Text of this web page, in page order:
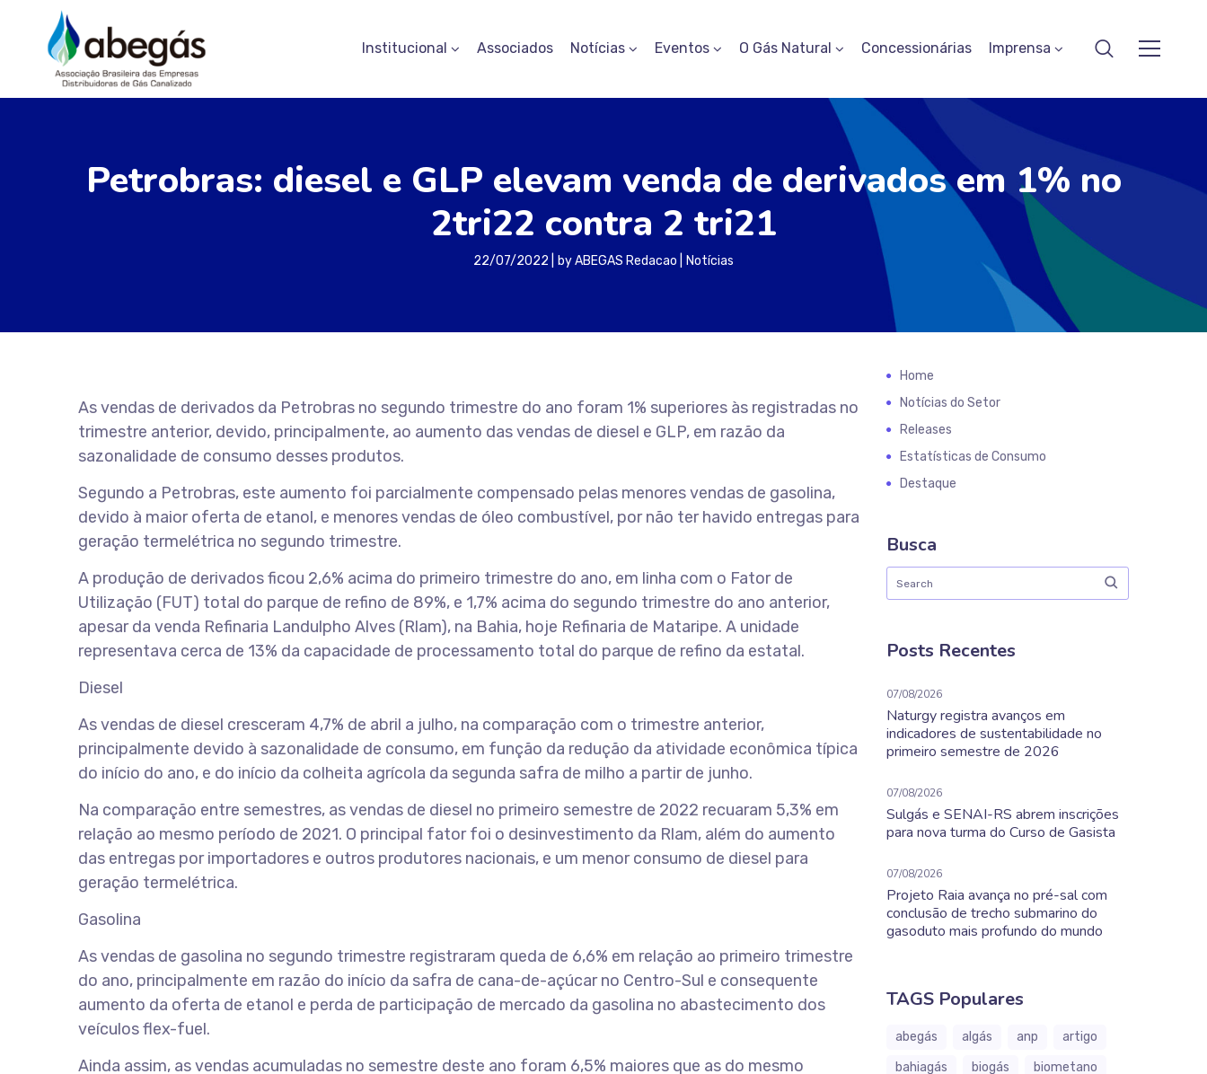
Institucional Associados Notícias Eventos O Gás Natural Concessionárias Imprensa
Petrobras: diesel e GLP elevam venda de derivados em 1% no
2tri22 contra 2 tri21
22/07/2022 byABEGAS Redacao Notícias
As vendas de derivados da Petrobras no segundo trimestre do ano foram 1% superiores às registradas no
trimestre anterior, devido, principalmente, ao aumento das vendas de diesel e GLP, em razão da
sazonalidade de consumo desses produtos.
Segundo a Petrobras, este aumento foi parcialmente compensado pelas menores vendas de gasolina,
devido à maior oferta de etanol, e menores vendas de óleo combustível, por não ter havido entregas para
geração termelétrica no segundo trimestre.
A produção de derivados ficou 2,6% acima do primeiro trimestre do ano, em linha com o Fator de
Utilização (FUT) total do parque de refino de 89%, e 1,7% acima do segundo trimestre do ano anterior,
apesar da venda Refinaria Landulpho Alves (Rlam), na Bahia, hoje Refinaria de Mataripe. A unidade
representava cerca de 13% da capacidade de processamento total do parque de refino da estatal.
Diesel
As vendas de diesel cresceram 4,7% de abril a julho, na comparação com o trimestre anterior,
principalmente devido à sazonalidade de consumo, em função da redução da atividade econômica típica
do início do ano, e do início da colheita agrícola da segunda safra de milho a partir de junho.
Na comparação entre semestres, as vendas de diesel no primeiro semestre de 2022 recuaram 5,3% em
relação ao mesmo período de 2021. O principal fator foi o desinvestimento da Rlam, além do aumento
das entregas por importadores e outros produtores nacionais, e um menor consumo de diesel para
geração termelétrica.
Gasolina
As vendas de gasolina no segundo trimestre registraram queda de 6,6% em relação ao primeiro trimestre
do ano, principalmente em razão do início da safra de cana-de-açúcar no Centro-Sul e consequente
aumento da oferta de etanol e perda de participação de mercado da gasolina no abastecimento dos
veículos flex-fuel.
Ainda assim, as vendas acumuladas no semestre deste ano foram 6,5% maiores que as do mesmo
Home
Notícias do Setor
Releases
Estatísticas de Consumo
Destaque
Busca
Posts Recentes
07/08/2026
Naturgy registra avanços em
indicadores de sustentabilidade no
primeiro semestre de 2026
07/08/2026
Sulgás e SENAI-RS abrem inscrições
para nova turma do Curso de Gasista
07/08/2026
Projeto Raia avança no pré-sal com
conclusão de trecho submarino do
gasoduto mais profundo do mundo
TAGS Populares
abegás algás anp
artigo
bahiagás
biogás
biometano